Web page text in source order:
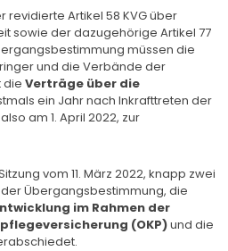
revidierte Artikel 58 KVG über
sowie der dazugehörige Artikel 77
müssen die
und die Verbände der
die Verträge über die
ein Jahr nach Inkrafttreten der
am 1. April 2022, zur
vom 11. März 2022, knapp zwei
Übergangsbestimmung, die
im Rahmen der
(OKP)und die